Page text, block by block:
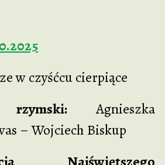
w czyśćcu cierpiące
rzymski:Agnieszka
– Wojciech Biskup